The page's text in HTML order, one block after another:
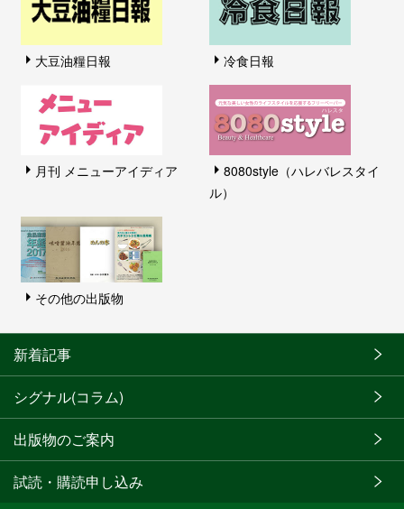
大豆油糧日報 冷食日報
月刊 メニューアイディア
8080style（ハレバレスタイ
ル）
その他の出版物
新着記事
シグナル(コラム)
出版物のご案内
試読・購読申し込み